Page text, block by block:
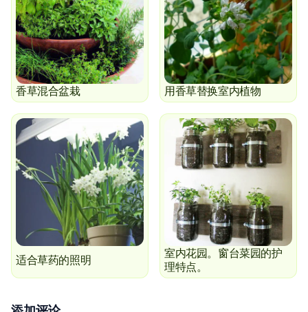
香草混合盆栽 用香草替换室内植物
适合草药的照明
室内花园。窗台菜园的护
理特点。